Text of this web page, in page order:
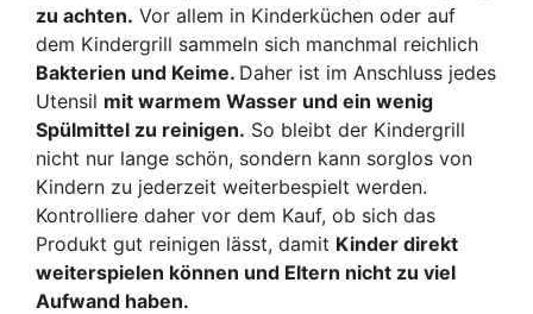
zu achten. Vor allem in Kinderküchen oder auf
dem Kindergrill sammeln sich manchmal reichlich
Bakterien und Keime. Daher ist im Anschluss jedes
Utensil mit warmem Wasser und ein wenig
Spülmittel zu reinigen. So bleibt der Kindergrill
nicht nur lange schön, sondern kann sorglos von
Kindern zu jederzeit weiterbespielt werden.
Kontrolliere daher vor dem Kauf, ob sich das
Produkt gut reinigen lässt, damit Kinder direkt
weiterspielen können und Eltern nicht zu viel
Aufwand haben.